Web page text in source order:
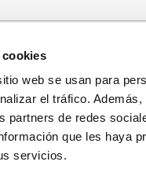
cookies
web se usan para
el tráfico.
partners de redes
que les haya
servicios.
+34 935 32
dudas, consultas o
y te contestaremos con